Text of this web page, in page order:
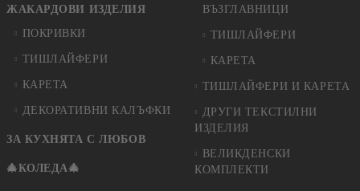
ЖАКАРДОВИ ИЗДЕЛИЯ
ПОКРИВКИ
ТИШЛАЙФЕРИ
КАРЕТА
ДЕКОРАТИВНИ КАЛЪФКИ
ЗА КУХНЯТА С ЛЮБОВ
🎄КОЛЕДА🎄
ВЪЗГЛАВНИЦИ
ТИШЛАЙФЕРИ
КАРЕТА
ТИШЛАЙФЕРИ И КАРЕТА
ДРУГИ ТЕКСТИЛНИ
ИЗДЕЛИЯ
ВЕЛИКДЕНСКИ
КОМПЛЕКТИ